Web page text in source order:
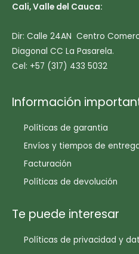
Cali, Valle del Cauca:
Dir: Calle 24AN Centro
Diagonal CC La Pasarela.
Cel: +57 (317) 433 5032
Información
Políticas de garantia
Envíos y tiempos de
Facturación
Políticas de devolución
Te puede interesar
Políticas de privacidad y